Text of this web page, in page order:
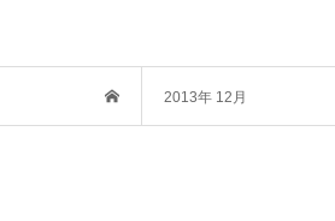
2013年 12月